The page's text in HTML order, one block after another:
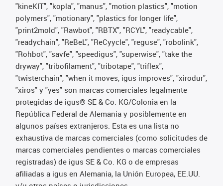
"kineKIT", "kopla", "manus", "motion plastics", "motion
polymers", "motionary", "plastics for longer life",
"print2mold", "Rawbot", "RBTX", "RCYL", "readycable",
"readychain", "ReBeL", "ReCyycle", "reguse", "robolink",
"Rohbot", "savfe", "speedigus", "superwise", "take the
dryway", "tribofilament", "tribotape", "triflex",
"twisterchain", "when it moves, igus improves", "xirodur",
"xiros" y "yes" son marcas comerciales legalmente
protegidas de igus® SE & Co. KG/Colonia en la
República Federal de Alemania y posiblemente en
algunos países extranjeros. Esta es una lista no
exhaustiva de marcas comerciales (como solicitudes de
marcas comerciales pendientes o marcas comerciales
registradas) de igus SE & Co. KG o de empresas
afiliadas a igus en Alemania, la Unión Europea, EE.UU.